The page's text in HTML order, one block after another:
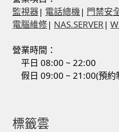
監視器| 電話總機| 門禁安
電腦維修| NAS.SERVER |
營業時間：
平日 08:00 ~ 22:00
假日 09:00 ~ 21:00(預約
標籤雲